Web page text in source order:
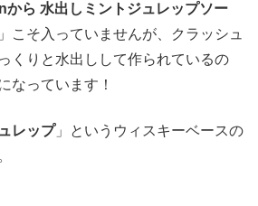
ら 水出しミントジュレップソー
」こそ入っていませんが、クラッシュ
くりと水出しして作られているの
なっています！
レップ」というウィスキーベースの